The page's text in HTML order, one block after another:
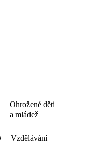
Ohrožené děti
a mládež
Vzdělávání